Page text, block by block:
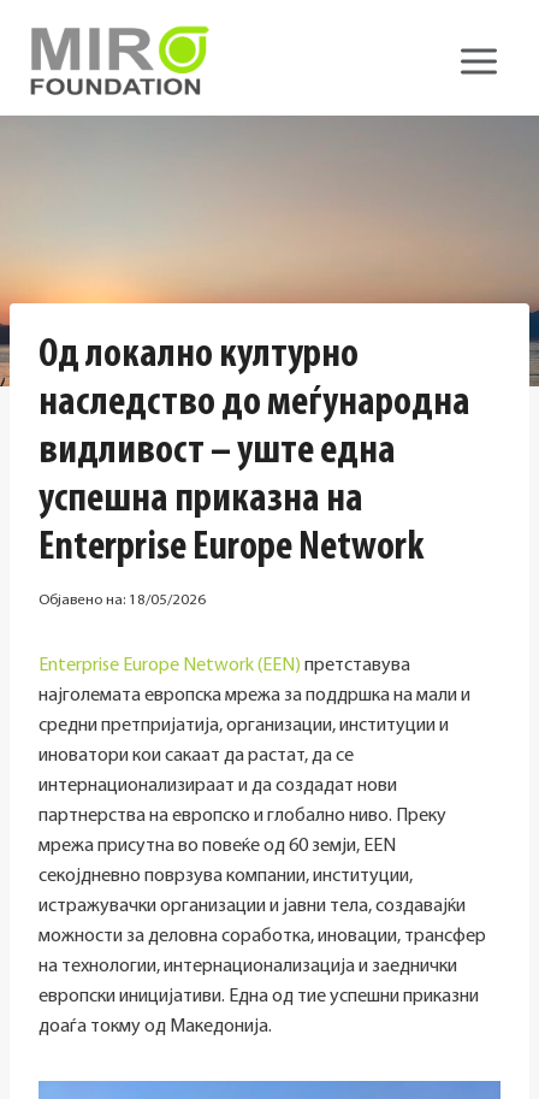
content
Од локално културно
наследство до меѓународна
видливост – уште една
успешна приказна на
Enterprise Europe Network
Објавено на: 18/05/2026
Enterprise Europe Network (EEN) претставува
најголемата европска мрежа за поддршка на мали и
средни претпријатија, организации, институции и
иноватори кои сакаат да растат, да се
интернационализираат и да создадат нови
партнерства на европско и глобално ниво. Преку
мрежа присутна во повеќе од 60 земји, EEN
секојдневно поврзува компании, институции,
истражувачки организации и јавни тела, создавајќи
можности за деловна соработка, иновации, трансфер
на технологии, интернационализација и заеднички
европски иницијативи. Една од тие успешни приказни
доаѓа токму од Македонија.